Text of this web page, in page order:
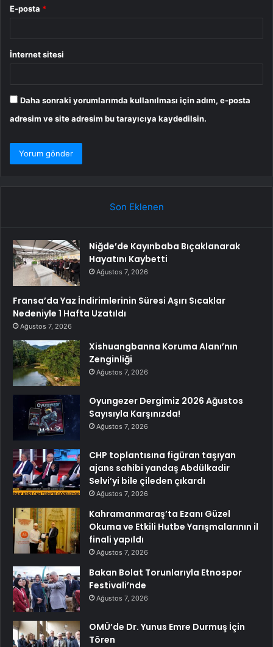
E-posta *
İnternet sitesi
Daha sonraki yorumlarımda kullanılması için adım, e-posta
adresim ve site adresim bu tarayıcıya kaydedilsin.
Son Eklenen
Niğde’de Kayınbaba Bıçaklanarak
Hayatını Kaybetti
Ağustos 7, 2026
Fransa’da Yaz İndirimlerinin Süresi Aşırı Sıcaklar
Nedeniyle 1 Hafta Uzatıldı
Ağustos 7, 2026
Xishuangbanna Koruma Alanı’nın
Zenginliği
Ağustos 7, 2026
Oyungezer Dergimiz 2026 Ağustos
Sayısıyla Karşınızda!
Ağustos 7, 2026
CHP toplantısına figüran taşıyan
ajans sahibi yandaş Abdülkadir
Selvi’yi bile çileden çıkardı
Ağustos 7, 2026
Kahramanmaraş’ta Ezanı Güzel
Okuma ve Etkili Hutbe Yarışmalarının il
finali yapıldı
Ağustos 7, 2026
Bakan Bolat Torunlarıyla Etnospor
Festivali’nde
Ağustos 7, 2026
OMÜ’de Dr. Yunus Emre Durmuş İçin
Tören